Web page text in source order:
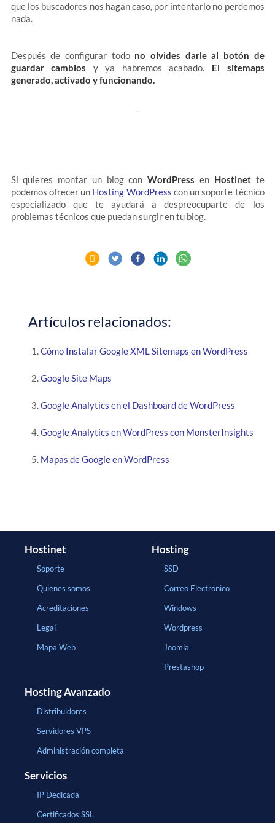
que los buscadores nos hagan caso, por intentarlo no perdemos
nada.
Después de configurar todo no olvides darle al botón de
guardar cambios y ya habremos acabado. El sitemaps
generado, activado y funcionando.
Si quieres montar un blog conWordPress en Hostinette
podemos ofrecer un Hosting WordPress con un soporte técnico
especializado que te ayudará a despreocuparte de los
problemas técnicos que puedan surgir en tu blog.
Artículos relacionados:
Cómo Instalar Google XML Sitemaps en WordPress
Google Site Maps
Google Analytics en el Dashboard de WordPress
Google Analytics en WordPress con MonsterInsights
Mapas de Google en WordPress
Hostinet
Soporte
Quienes somos
Acreditaciones
Legal
Mapa Web
Hosting
SSD
Correo Electrónico
Windows
Wordpress
Joomla
Prestashop
Hosting Avanzado
Distribuidores
Servidores VPS
Administración completa
Servicios
IP Dedicada
Certificados SSL